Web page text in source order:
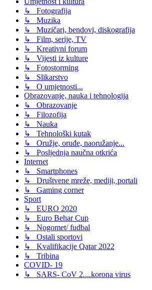
↳ Fotografija
↳ Muzika
↳ Muzičari, bendovi, diskografija
↳ Film, serije, TV
↳ Kreativni forum
↳ Vijesti iz kulture
↳ Fotostorming
↳ Slikarstvo
↳ O umjetnosti...
Obrazovanje, nauka i tehnologija
↳ Obrazovanje
↳ Filozofija
↳ Nauka
↳ Tehnološki kutak
↳ Oružje, oruđe, naoružanje...
↳ Posljednja naučna otkrića
Internet
↳ Smartphones
↳ Društvene mreže, mediji, portali
↳ Gaming corner
Sport
↳ EURO 2020
↳ Euro Behar Cup
↳ Nogomet/ fudbal
↳ Ostali sportovi
↳ Kvalifikacije Qatar 2022
↳ Tribina
COVID- 19
↳ SARS- CoV 2....korona virus